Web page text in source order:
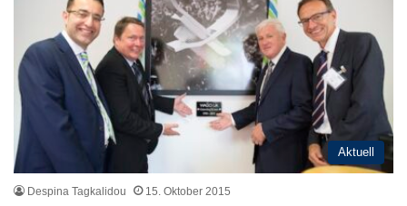
Aktuell
Despina Tagkalidou 15. Oktober 2015